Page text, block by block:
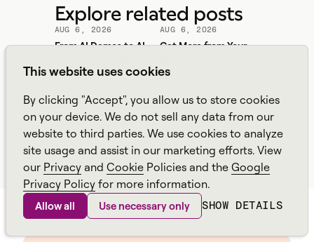
This website uses cookies
By clicking "Accept", you allow us to store cookies
on your device. We do not sell any data from our
website to third parties. We use cookies to analyze
site usage and assist in our marketing efforts. View
our Privacy and Cookie Policies and the Google
Privacy Policy for more information.
Allow all Use necessary only SHOW DETAILS
Explore related posts
AUG 6, 2026
From AI Demos to AI
Practical Governance
Center AI + WFM
AUG 6, 2026
Get More from Your
Real-Time Workforce
Intelligence: How to
Stop Service-Level
Drift Before It Shows
Up in Yesterday's
Report
What Should Contact
Centers Automate
First? A Practical
Sequence for Agentic
AI